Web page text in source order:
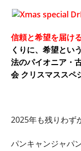
信頼と希望を届け
くりに、希望とい
法のパイオニア・
会 クリスマススペ
2025年も残りわず
パンキャンジャパ